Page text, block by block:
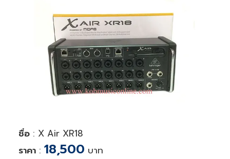
ชื่อ : X Air XR18
ราคา : 18,500 บาท